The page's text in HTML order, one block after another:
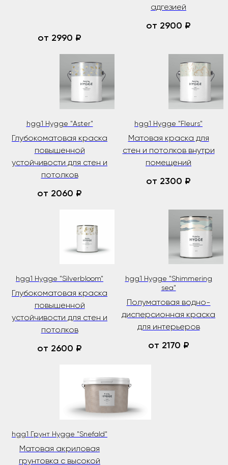
от 2990 ₽
адгезией
от 2900 ₽
hgg1 Hygge "Aster"
Глубокоматовая краска
повышенной
устойчивости для стен и
потолков
от 2060 ₽
hgg1 Hygge "Fleurs"
Матовая краска для
стен и потолков внутри
помещений
от 2300 ₽
hgg1 Hygge "Silverbloom"
Глубокоматовая краска
повышенной
устойчивости для стен и
потолков
от 2600 ₽
hgg1 Hygge "Shimmering
sea"
Полуматовая водно-
дисперсионная краска
для интерьеров
от 2170 ₽
hgg1 Грунт Hygge "Snefald"
Матовая акриловая
грунтовка с высокой